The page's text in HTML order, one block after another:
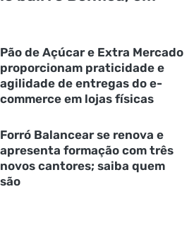
Pão de Açúcar e Extra Mercado
proporcionam praticidade e
agilidade de entregas do e-
commerce em lojas físicas
Forró Balancear se renova e
apresenta formação com três
novos cantores; saiba quem
são